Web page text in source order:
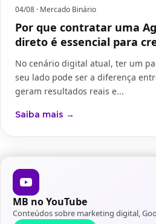
04/08 · Mercado Binário
Por que contratar uma
direto é essencial para
No cenário digital atual, ter um
seu lado pode ser a diferença
geram resultados reais e...
Saiba mais →
MB no YouTube
Conteúdos sobre marketing digital,